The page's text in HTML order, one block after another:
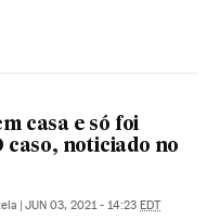
casa e só foi
caso, noticiado no
| JUN 03, 2021 - 14:23 EDT